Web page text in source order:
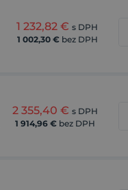
1 232,82 € s DPH
1 002,30 € bez DPH
2 355,40 € s DPH
1 914,96 € bez DPH